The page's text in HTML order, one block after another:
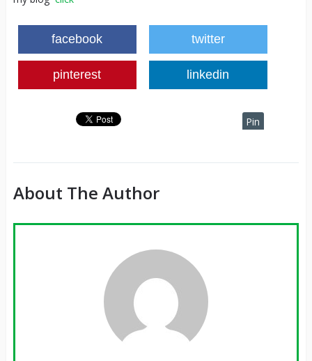
facebook twitter
pinterest linkedin
Pin
About The Author